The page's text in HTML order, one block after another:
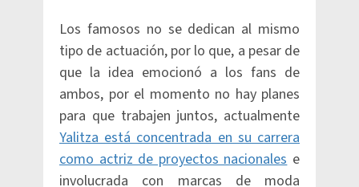
Los famosos no se dedican al mismo
tipo de actuación, por lo que, a pesar de
que la idea emocionó a los fans de
ambos, por el momento no hay planes
para que trabajen juntos, actualmente
Yalitza está concentrada en su carrera
como actriz de proyectos nacionales e
involucrada con marcas de moda